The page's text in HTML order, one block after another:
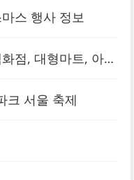
스 행사 정보
점, 대형마트, 아울
크 서울 축제